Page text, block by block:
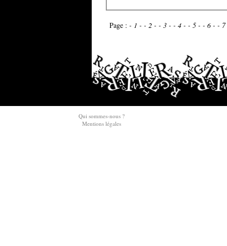
Page : - 1 - - 2 - - 3 - - 4 - - 5 - - 6 - -
Qui sommes-nous ?
Mentions légales